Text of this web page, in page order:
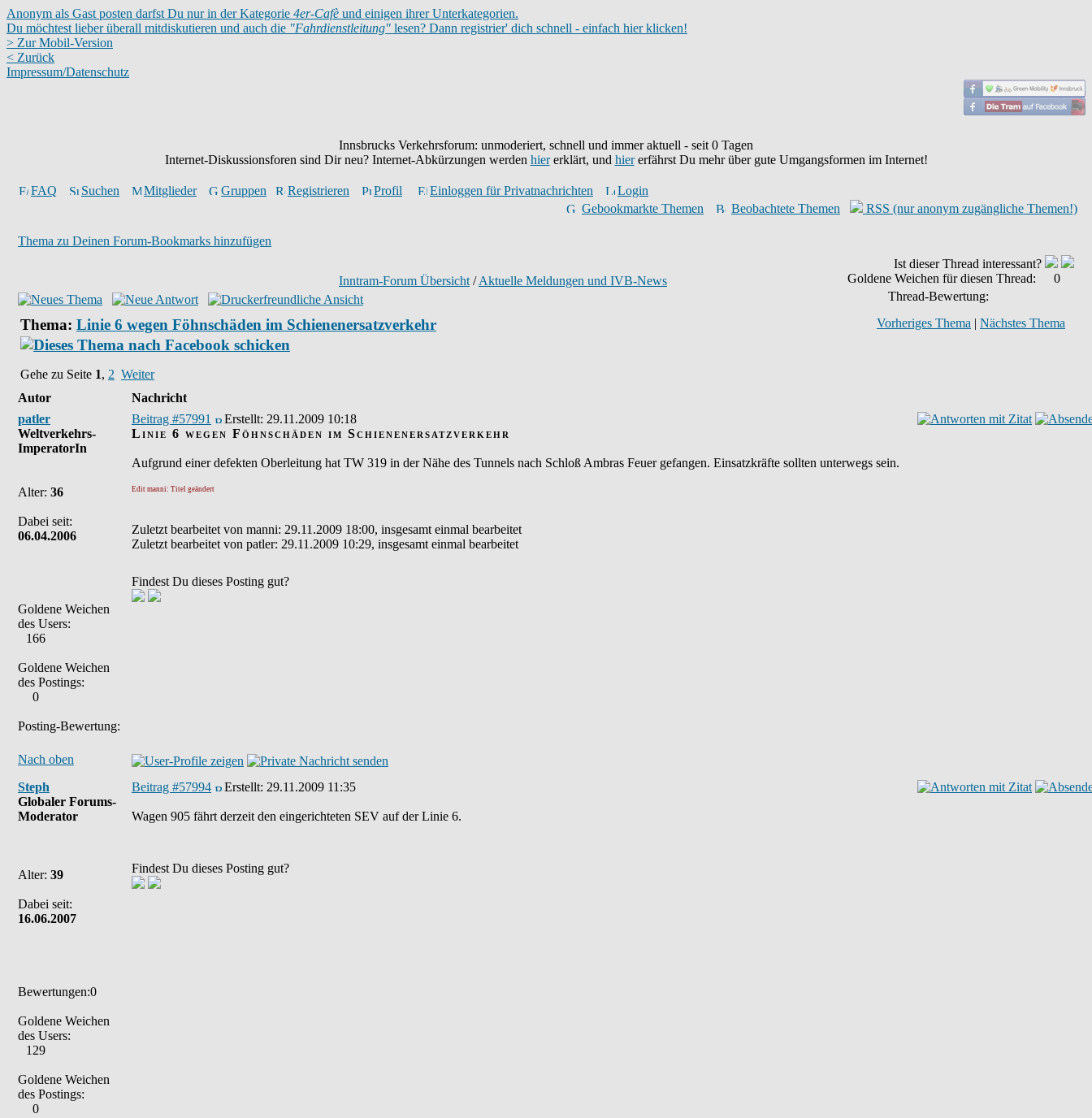
Anonym als Gast posten darfst Du nur in der Kategorie 4er-Cafè und einigen ihrer Unterkategorien.
Du möchtest lieber überall mitdiskutieren und auch die "Fahrdienstleitung" lesen? Dann registrier' dich schnell - einfach hier klicken!
> Zur Mobil-Version
< Zurück
Impressum/Datenschutz
Innsbrucks Verkehrsforum: unmoderiert, schnell und immer aktuell - seit 0 Tagen
Internet-Diskussionsforen sind Dir neu? Internet-Abkürzungen werden hiererklärt, und hiererfährst Du mehr über gute Umgangsformen im Internet!
FAQ Suchen Mitglieder Gruppen Registrieren Profil Einloggen für Privatnachrichten
Login
Gebookmarkte Themen
Beobachtete Themen RSS (nur anonym zugängliche Themen!)
Thema zu Deinen Forum-Bookmarks hinzufügen
Inntram-Forum Übersicht /Aktuelle Meldungen und IVB-News
Ist dieser Thread interessant?
Goldene Weichen für diesen Thread:
0
Thread-Bewertung:
Thema: Linie 6 wegen Föhnschäden im Schienenersatzverkehr
Gehe zu Seite 1, 2 Weiter
Vorheriges Thema | Nächstes Thema
Autor
Nachricht
patler
Weltverkehrs-
ImperatorIn
Alter: 36
Dabei seit:
06.04.2006
Goldene Weichen
des Users:
166
Goldene Weichen
des Postings:
0
Posting-Bewertung:
Beitrag #57991 Erstellt: 29.11.2009 10:18
Linie 6 wegen Föhnschäden im Schienenersatzverkehr
Aufgrund einer defekten Oberleitung hat TW 319 in der Nähe des Tunnels nach Schloß Ambras Feuer gefangen. Einsatzkräfte sollten unterwegs sein.
Edit manni: Titel geändert
Zuletzt bearbeitet von manni: 29.11.2009 18:00, insgesamt einmal bearbeitet
Zuletzt bearbeitet von patler: 29.11.2009 10:29, insgesamt einmal bearbeitet
Findest Du dieses Posting gut?
Nach oben
Steph
Globaler Forums-
Moderator
Alter: 39
Dabei seit:
16.06.2007
Bewertungen:0
Goldene Weichen
des Users:
129
Goldene Weichen
des Postings:
0
Beitrag #57994 Erstellt: 29.11.2009 11:35
Wagen 905 fährt derzeit den eingerichteten SEV auf der Linie 6.
Findest Du dieses Posting gut?